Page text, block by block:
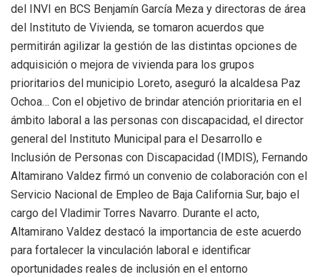
del INVI en BCS Benjamín García Meza y directoras de área
del Instituto de Vivienda, se tomaron acuerdos que
permitirán agilizar la gestión de las distintas opciones de
adquisición o mejora de vivienda para los grupos
prioritarios del municipio Loreto, aseguró la alcaldesa Paz
Ochoa… Con el objetivo de brindar atención prioritaria en el
ámbito laboral a las personas con discapacidad, el director
general del Instituto Municipal para el Desarrollo e
Inclusión de Personas con Discapacidad (IMDIS), Fernando
Altamirano Valdez firmó un convenio de colaboración con el
Servicio Nacional de Empleo de Baja California Sur, bajo el
cargo del Vladimir Torres Navarro. Durante el acto,
Altamirano Valdez destacó la importancia de este acuerdo
para fortalecer la vinculación laboral e identificar
oportunidades reales de inclusión en el entorno